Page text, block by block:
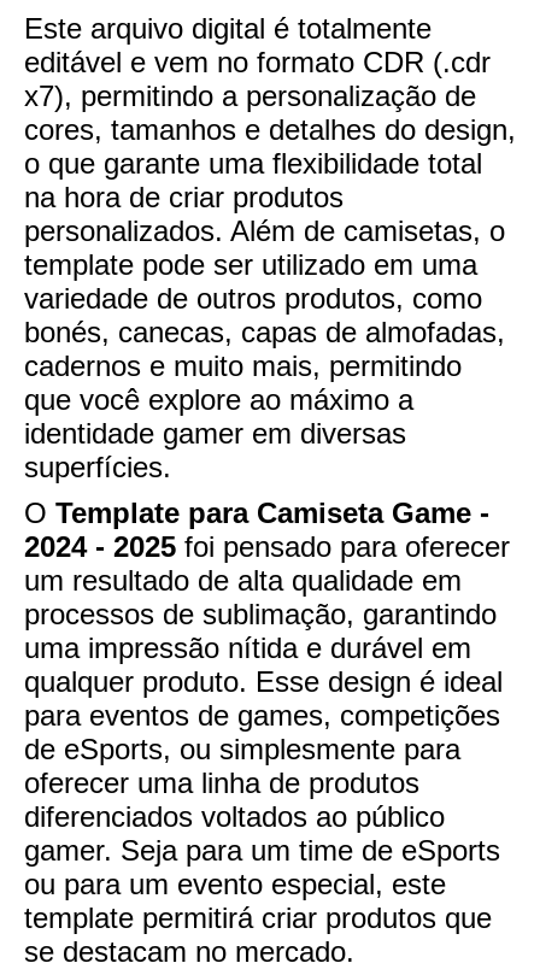
Este arquivo digital é totalmente
editável e vem no formato CDR (.cdr
x7), permitindo a personalização de
cores, tamanhos e detalhes do design,
o que garante uma flexibilidade total
na hora de criar produtos
personalizados. Além de camisetas, o
template pode ser utilizado em uma
variedade de outros produtos, como
bonés, canecas, capas de almofadas,
cadernos e muito mais, permitindo
que você explore ao máximo a
identidade gamer em diversas
superfícies.
O Template para Camiseta Game -
2024 - 2025 foi pensado para oferecer
um resultado de alta qualidade em
processos de sublimação, garantindo
uma impressão nítida e durável em
qualquer produto. Esse design é ideal
para eventos de games, competições
de eSports, ou simplesmente para
oferecer uma linha de produtos
diferenciados voltados ao público
gamer. Seja para um time de eSports
ou para um evento especial, este
template permitirá criar produtos que
se destacam no mercado.